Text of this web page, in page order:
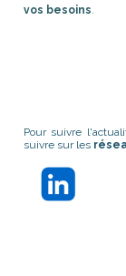
vos besoins
Pour suivre
suivre sur les